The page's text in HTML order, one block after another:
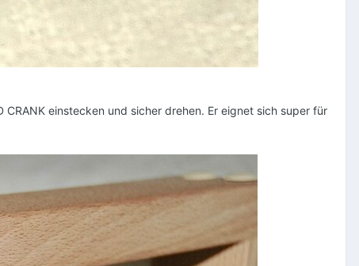
einstecken und sicher drehen. Er eignet sich super für